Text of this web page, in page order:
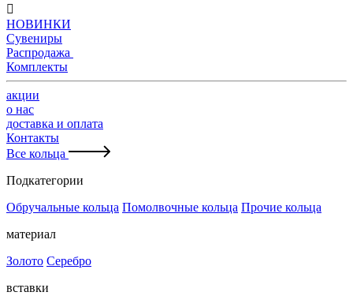

НОВИНКИ
Сувениры
Распродажа
Комплекты
акции
о нас
доставка и оплата
Контакты
Все кольца
Подкатегории
Обручальные кольца Помолвочные кольца Прочие кольца
материал
Золото Серебро
вставки